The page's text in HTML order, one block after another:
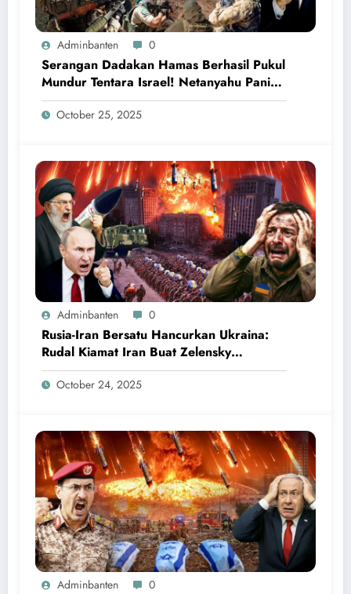
Adminbanten 0
Serangan Dadakan Hamas Berhasil Pukul
Mundur Tentara Israel! Netanyahu Panik
Ketakutan
October 25, 2025
Adminbanten 0
Rusia-Iran Bersatu Hancurkan Ukraina:
Rudal Kiamat Iran Buat Zelensky
Ketakutan dan Menyerah
October 24, 2025
Adminbanten 0